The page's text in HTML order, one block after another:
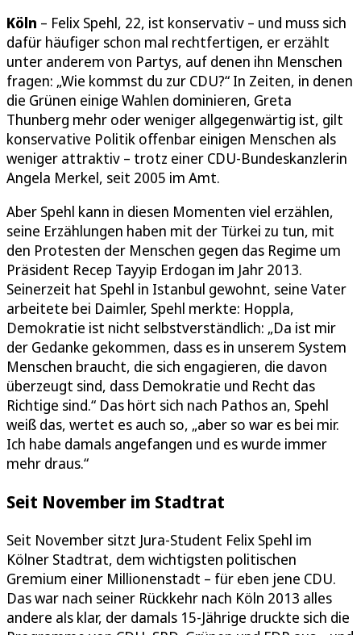
Köln – Felix Spehl, 22, ist konservativ – und muss sich
dafür häufiger schon mal rechtfertigen, er erzählt
unter anderem von Partys, auf denen ihn Menschen
fragen: „Wie kommst du zur CDU?“ In Zeiten, in denen
die Grünen einige Wahlen dominieren, Greta
Thunberg mehr oder weniger allgegenwärtig ist, gilt
konservative Politik offenbar einigen Menschen als
weniger attraktiv – trotz einer CDU-Bundeskanzlerin
Angela Merkel, seit 2005 im Amt.
Aber Spehl kann in diesen Momenten viel erzählen,
seine Erzählungen haben mit der Türkei zu tun, mit
den Protesten der Menschen gegen das Regime um
Präsident Recep Tayyip Erdogan im Jahr 2013.
Seinerzeit hat Spehl in Istanbul gewohnt, seine Vater
arbeitete bei Daimler, Spehl merkte: Hoppla,
Demokratie ist nicht selbstverständlich: „Da ist mir
der Gedanke gekommen, dass es in unserem System
Menschen braucht, die sich engagieren, die davon
überzeugt sind, dass Demokratie und Recht das
Richtige sind.“ Das hört sich nach Pathos an, Spehl
weiß das, wertet es auch so, „aber so war es bei mir.
Ich habe damals angefangen und es wurde immer
mehr draus.“
Seit November im Stadtrat
Seit November sitzt Jura-Student Felix Spehl im
Kölner Stadtrat, dem wichtigsten politischen
Gremium einer Millionenstadt – für eben jene CDU.
Das war nach seiner Rückkehr nach Köln 2013 alles
andere als klar, der damals 15-Jährige druckte sich die